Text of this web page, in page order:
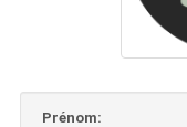
Prénom: